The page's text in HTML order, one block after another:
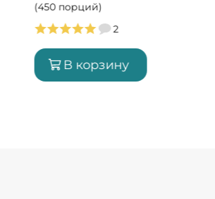
(450 порций)
2
В корзину